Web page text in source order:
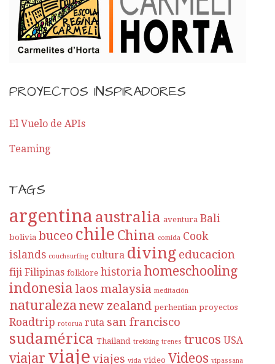
PROYECTOS INSPIRADORES
El Vuelo de APIs
Teaming
TAGS
argentina australia aventura Bali
bolivia buceo chile China comida Cook
islands couchsurfing cultura diving educacion
fiji Filipinas folklore historia homeschooling
indonesia laos malaysia meditación
naturaleza new zealand perhentian proyectos
Roadtrip rotorua ruta san francisco
sudamérica Thailand trekking trenes trucos USA
viajar viaje viajes vida video Videos vipassana